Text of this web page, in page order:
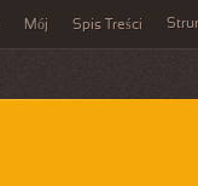
Mój Spis Treści